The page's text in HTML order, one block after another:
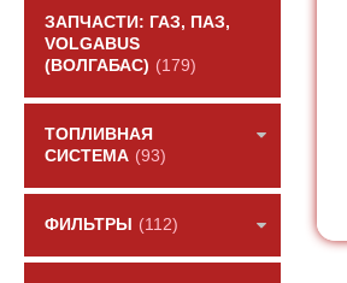
ЗАПЧАСТИ: ГАЗ, ПАЗ,
VOLGABUS
(ВОЛГАБАС) (179)
ТОПЛИВНАЯ
СИСТЕМА (93)
ФИЛЬТРЫ (112)